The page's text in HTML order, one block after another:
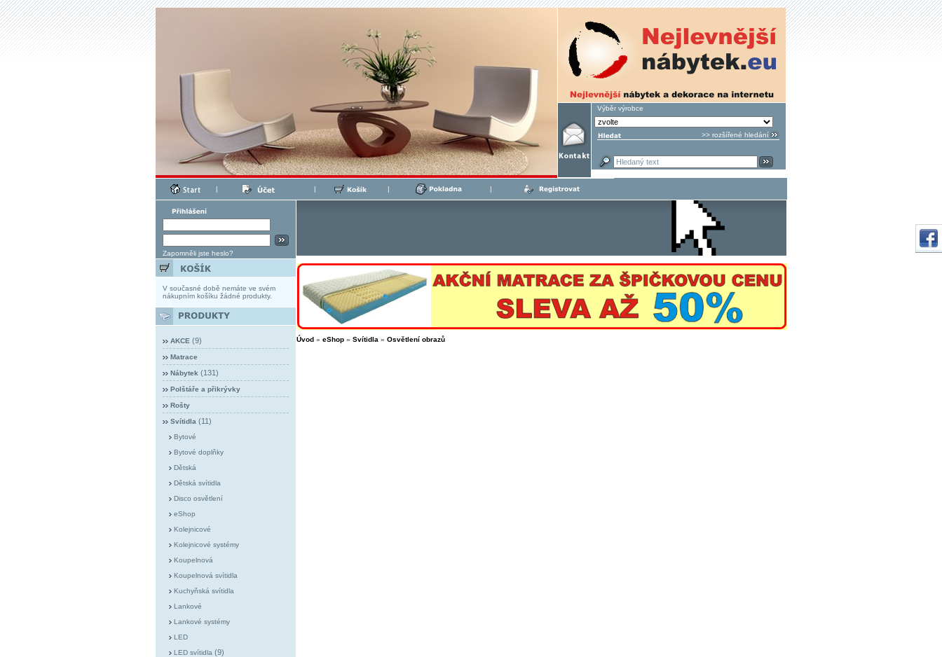
Výběr výrobce
>> rozšířené hledání
| | | |
Zapomněli jste heslo?
V současné době nemáte ve svém
nákupním košíku žádné produkty.
AKCE (9)
Matrace
Nábytek (131)
Polštáře a přikrývky
Rošty
Svítidla (11)
Bytové
Bytové doplňky
Dětská
Dětská svítidla
Disco osvětlení
eShop
Kolejnicové
Kolejnicové systémy
Koupelnová
Koupelnová svítidla
Kuchyňská svítidla
Lankové
Lankové systémy
LED
LED svítidla (9)
Úvod» eShop» Svítidla» Osvětlení obrazů